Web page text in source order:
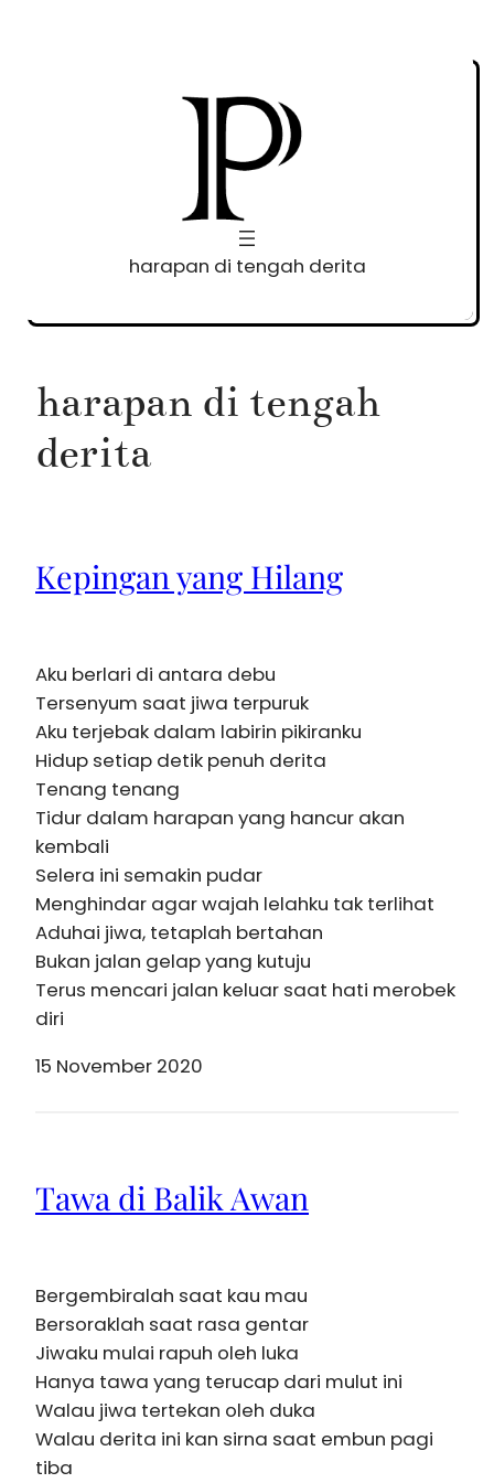
harapan di tengah derita
harapan di tengah
derita
Kepingan yang Hilang
Aku berlari di antara debu
Tersenyum saat jiwa terpuruk
Aku terjebak dalam labirin pikiranku
Hidup setiap detik penuh derita
Tenang tenang
Tidur dalam harapan yang hancur akan
kembali
Selera ini semakin pudar
Menghindar agar wajah lelahku tak terlihat
Aduhai jiwa, tetaplah bertahan
Bukan jalan gelap yang kutuju
Terus mencari jalan keluar saat hati merobek
diri
15 November 2020
Tawa di Balik Awan
Bergembiralah saat kau mau
Bersoraklah saat rasa gentar
Jiwaku mulai rapuh oleh luka
Hanya tawa yang terucap dari mulut ini
Walau jiwa tertekan oleh duka
Walau derita ini kan sirna saat embun pagi
tiba